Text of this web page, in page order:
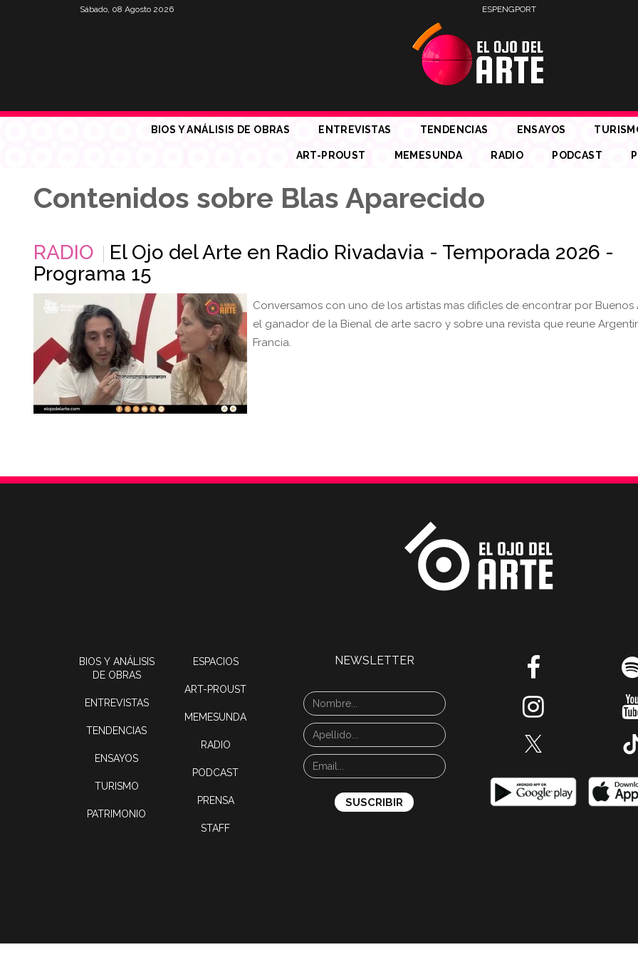
Sábado, 08 Agosto 2026 ESPENGPORT
BIOS Y ANÁLISIS DE OBRAS ENTREVISTAS TENDENCIAS ENSAYOS
ART-PROUST MEMESUNDA RADIO PODCAST
Contenidos sobre Blas Aparecido
RADIO
El Ojo del Arte en Radio Rivadavia - Temporada 2026 -
Programa 15
Conversamos con uno de los artistas mas dificles de encontrar por Buenos
el ganador de la Bienal de arte sacro y sobre una revista que reune
Francia.
BIOS Y ANÁLISIS
DE OBRAS
ENTREVISTAS
TENDENCIAS
ENSAYOS
TURISMO
PATRIMONIO
ESPACIOS
ART-PROUST
MEMESUNDA
RADIO
PODCAST
PRENSA
STAFF
NEWSLETTER